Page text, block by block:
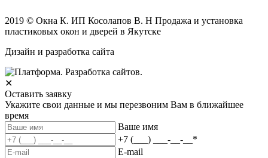
2019 © Окна К. ИП Косолапов В. Н Продажа и установка
пластиковых окон и дверей в Якутске
Дизайн и разработка сайта
✕
Оставить заявку
Укажите свои данные и мы перезвоним Вам в ближайшее
время
Ваше имя
+7 (___) ___-__-__ *
E-mail